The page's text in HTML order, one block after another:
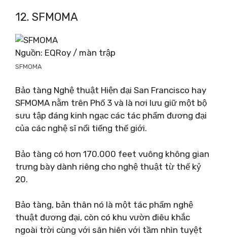
12. SFMOMA
Nguồn: EQRoy / màn trập
SFMOMA
Bảo tàng Nghệ thuật Hiện đại San Francisco hay
SFMOMA nằm trên Phố 3 và là nơi lưu giữ một bộ
sưu tập đáng kinh ngạc các tác phẩm đương đại
của các nghệ sĩ nổi tiếng thế giới.
Bảo tàng có hơn 170.000 feet vuông không gian
trưng bày dành riêng cho nghệ thuật từ thế kỷ
20.
Bảo tàng, bản thân nó là một tác phẩm nghệ
thuật đương đại, còn có khu vườn điêu khắc
ngoài trời cùng với sân hiên với tầm nhìn tuyệt